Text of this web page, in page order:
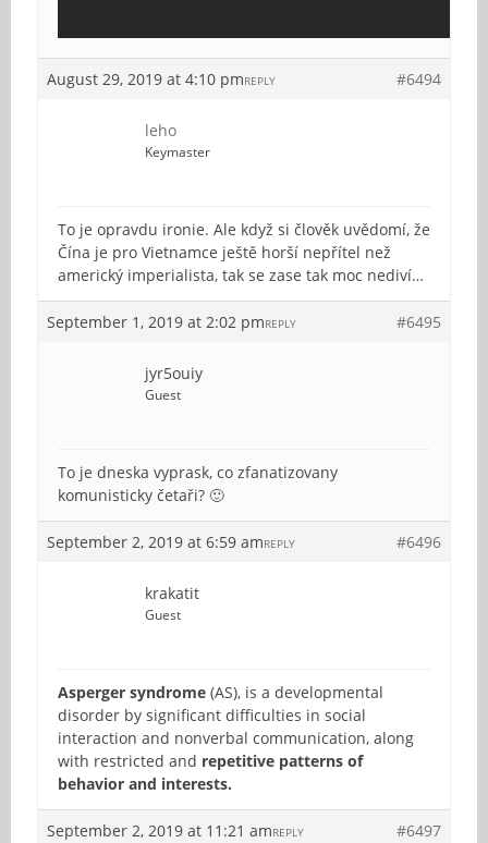
August 29, 2019 at 4:10 pm #6494
REPLY
leho
Keymaster
To je opravdu ironie. Ale když si člověk uvědomí, že
Čína je pro Vietnamce ještě horší nepřítel než
americký imperialista, tak se zase tak moc nediví…
September 1, 2019 at 2:02 pm #6495
REPLY
jyr5ouiy
Guest
To je dneska vyprask, co zfanatizovany
komunisticky četaři? 🙂
September 2, 2019 at 6:59 am #6496
REPLY
krakatit
Guest
Asperger syndrome (AS), is a developmental
disorder by significant difficulties in social
interaction and nonverbal communication, along
with restricted and repetitive patterns of
behavior and interests.
September 2, 2019 at 11:21 am #6497
REPLY